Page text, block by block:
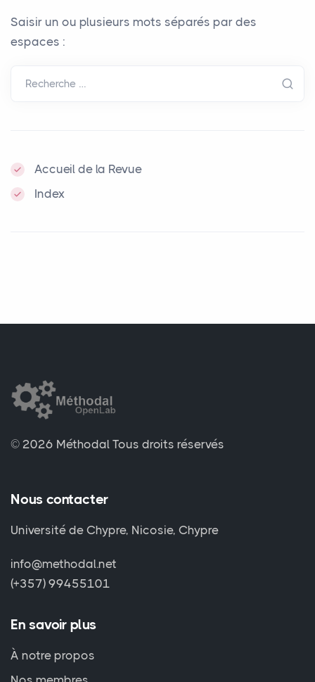
Saisir un ou plusieurs mots séparés par des
espaces :
Recherche …
Accueil de la Revue
Index
© 2026 Méthodal Tous droits réservés
Nous contacter
Université de Chypre, Nicosie, Chypre
info@methodal.net
(+357) 99455101
En savoir plus
À notre propos